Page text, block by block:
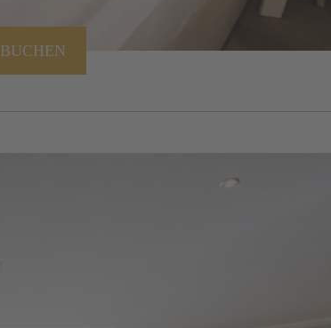
BUCHEN